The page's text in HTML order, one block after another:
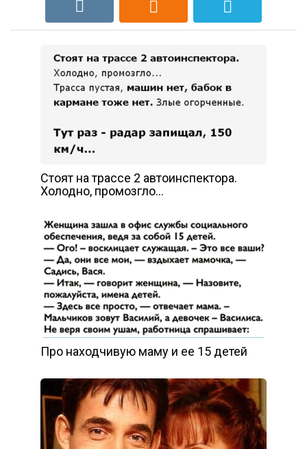
Стоят на трассе 2 автоинспектора.
Холодно, промозгло…
Про находчивую маму и ее 15 детей